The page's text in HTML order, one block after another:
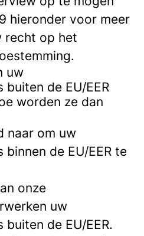
hieronder voor meer
recht op het
uw
de EU/EER
worden ze dan
naar om uw
de EU/EER te
onze
uw
de EU/EER.